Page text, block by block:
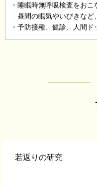
・睡眠時無呼吸検査をおこ
昼間の眠気やいびきなど
・予防接種、健診、人間ド
若返りの研究
若返りの研